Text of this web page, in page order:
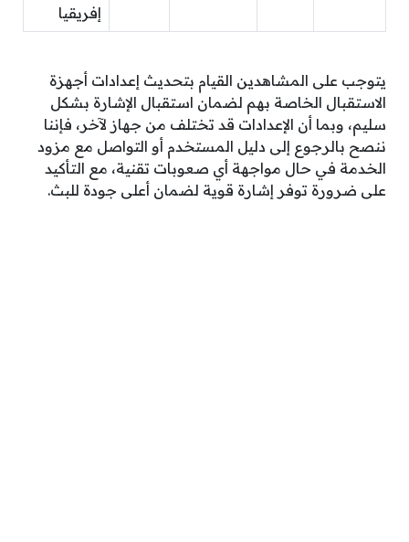
إفريقيا
يتوجب على المشاهدين القيام بتحديث إعدادات أجهزة
الاستقبال الخاصة بهم لضمان استقبال الإشارة بشكل
سليم، وبما أن الإعدادات قد تختلف من جهاز لآخر، فإننا
ننصح بالرجوع إلى دليل المستخدم أو التواصل مع مزود
الخدمة في حال مواجهة أي صعوبات تقنية، مع التأكيد
على ضرورة توفر إشارة قوية لضمان أعلى جودة للبث.